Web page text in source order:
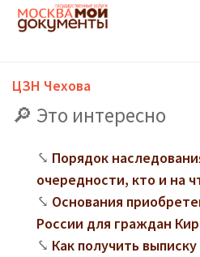
ЦЗН Чехова
Это интересно
Порядок
очередности, кто и на
Основания
России для граждан
Как получить